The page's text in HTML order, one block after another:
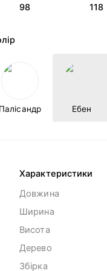
98 118
Ебен
Характеристики
Довжина
Ширина
Висота
Дерево
Збірка